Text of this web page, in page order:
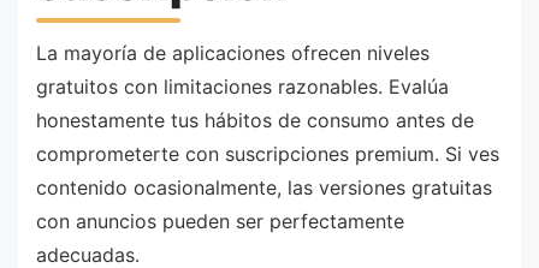
La mayoría de aplicaciones ofrecen niveles
gratuitos con limitaciones razonables. Evalúa
honestamente tus hábitos de consumo antes de
comprometerte con suscripciones premium. Si ves
contenido ocasionalmente, las versiones gratuitas
con anuncios pueden ser perfectamente
adecuadas.